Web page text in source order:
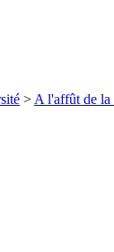
> A l'affût de